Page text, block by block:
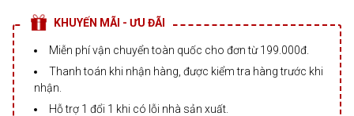
KHUYẾN MÃI - ƯU ĐÃI
Miễn phí vận chuyển toàn quốc cho đơn từ 199.000đ.
Thanh toán khi nhận hàng, được kiểm tra hàng trước khi
nhận.
Hỗ trợ 1 đổi 1 khi có lỗi nhà sản xuất.